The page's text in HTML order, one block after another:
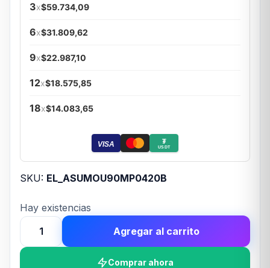
3x$59.734,09
6x$31.809,62
9x$22.987,10
12x$18.575,85
18x$14.083,65
VISA ₮
USDT
SKU: EL_ASUMOU90MP0420B
Hay existencias
Mouses
ASUS
Agregar al carrito
Comprar ahora